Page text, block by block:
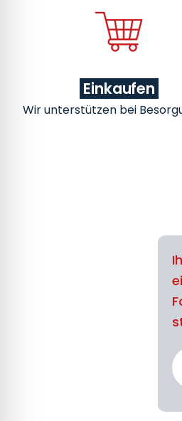
Einkaufen
Wir unterstützen bei